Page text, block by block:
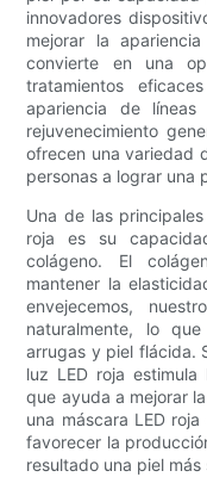
innovadores
mejorar la
convierte en una
tratamientos
apariencia de
rejuvenecimiento
ofrecen una variedad
personas a lograr una
Una de las
roja es su
colágeno. El
mantener la
envejecemos,
naturalmente, lo
arrugas y piel flácida.
luz LED roja
que ayuda a mejorar
una máscara LED
favorecer la
resultado una piel